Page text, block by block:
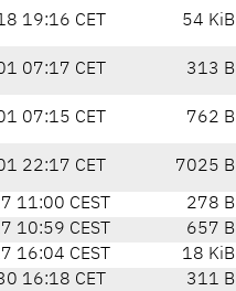
19:16 CET 54 KiB
07:17 CET 313 B
07:15 CET 762 B
22:17 CET 7025 B
11:00 CEST
278 B
10:59 CEST
657 B
16:04 CEST
18 KiB
16:18 CET
311 B